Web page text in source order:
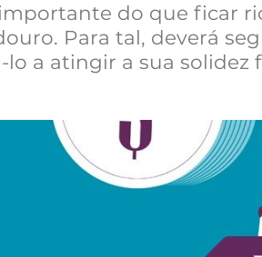
do que ficar
Para tal, deverá
lo a atingir a sua solidez